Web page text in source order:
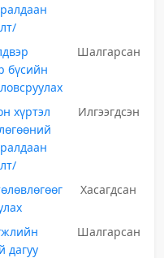
бүсийн
Шалгарсан
хүртэл
Илгээгдсэн
Хасагдсан
дагуу
Шалгарсан